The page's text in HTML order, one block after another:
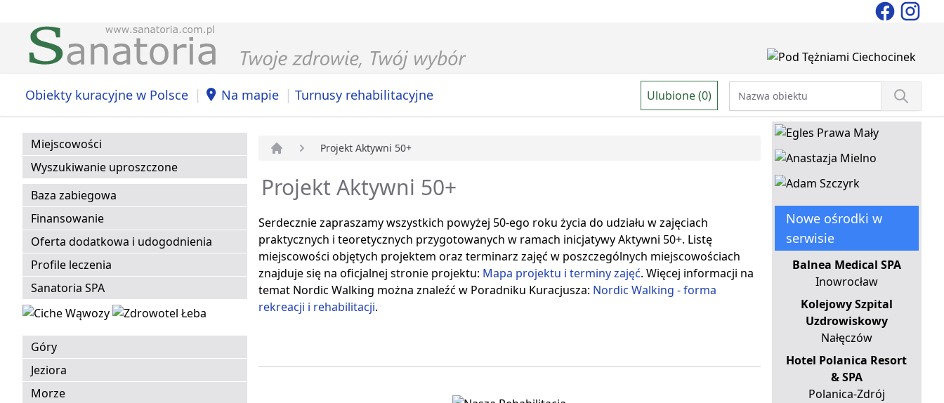
Obiekty kuracyjne w Polsce | Na mapie | Turnusy rehabilitacyjne Ulubione (0)
Miejscowości
Wyszukiwanie uproszczone
Baza zabiegowa
Finansowanie
Oferta dodatkowa i udogodnienia
Profile leczenia
Sanatoria SPA
Góry
Jeziora
Morze
Projekt Aktywni 50+
Projekt Aktywni 50+
Serdecznie zapraszamy wszystkich powyżej 50-ego roku życia do udziału w zajęciach
praktycznych i teoretycznych przygotowanych w ramach inicjatywy Aktywni 50+. Listę
miejscowości objętych projektem oraz terminarz zajęć w poszczególnych miejscowościach
znajduje się na oficjalnej stronie projektu: Mapa projektu i terminy zajęć. Więcej informacji na
temat Nordic Walking można znaleźć w Poradniku Kuracjusza: Nordic Walking - forma
rekreacji i rehabilitacji.
Nowe ośrodki w
serwisie
Balnea Medical SPA
Inowrocław
Kolejowy Szpital
Uzdrowiskowy
Nałęczów
Hotel Polanica Resort
& SPA
Polanica-Zdrój